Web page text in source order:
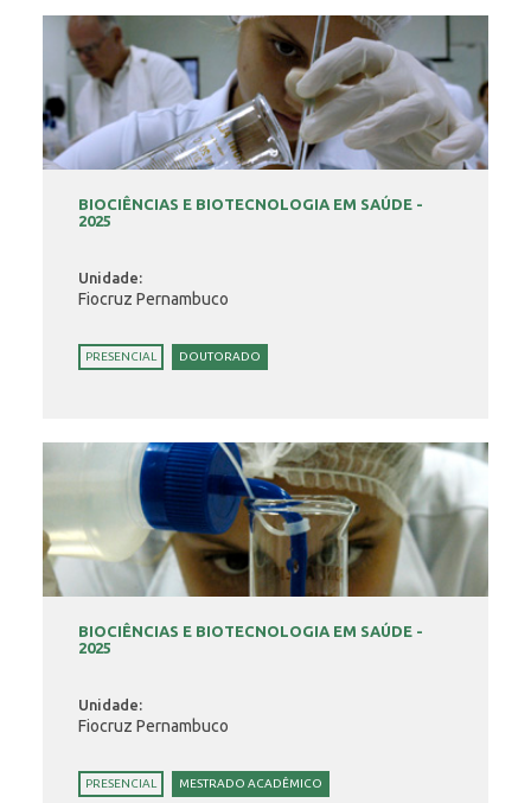
BIOCIÊNCIAS E BIOTECNOLOGIA EM SAÚDE -
2025
Unidade:
Fiocruz Pernambuco
PRESENCIAL DOUTORADO
BIOCIÊNCIAS E BIOTECNOLOGIA EM SAÚDE -
2025
Unidade:
Fiocruz Pernambuco
PRESENCIAL MESTRADO ACADÊMICO